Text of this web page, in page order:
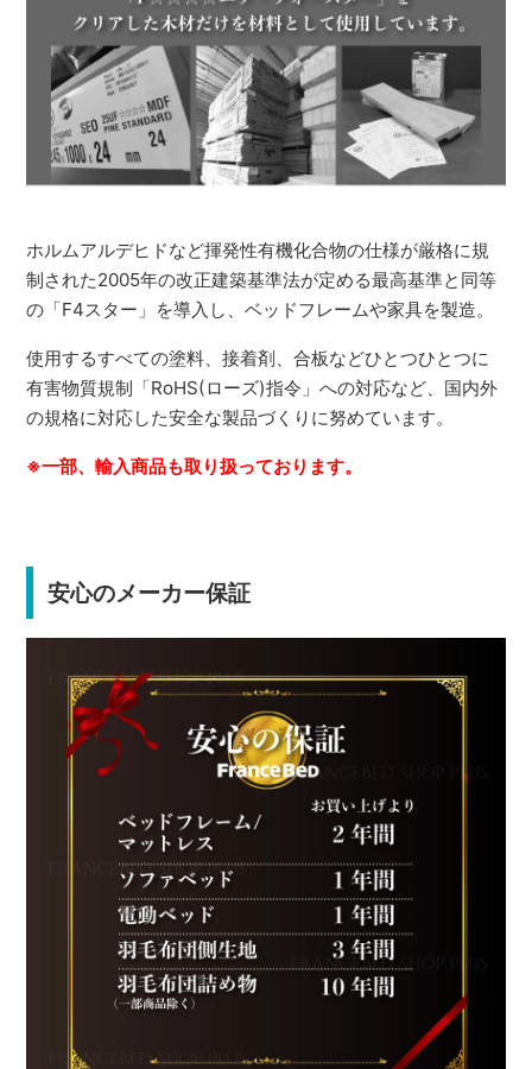
ホルムアルデヒドなど揮発性有機化合物の仕様が厳格に規
制された2005年の改正建築基準法が定める最高基準と同等
の「F4スター」を導入し、ベッドフレームや家具を製造。
使用するすべての塗料、接着剤、合板などひとつひとつに
有害物質規制「RoHS(ローズ)指令」への対応など、国内外
の規格に対応した安全な製品づくりに努めています。
※一部、輸入商品も取り扱っております。
安心のメーカー保証